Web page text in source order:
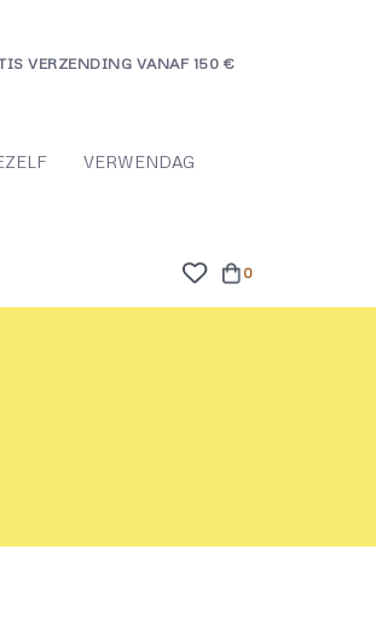
VERZENDING VANAF 150 €
VERWENDAG
0